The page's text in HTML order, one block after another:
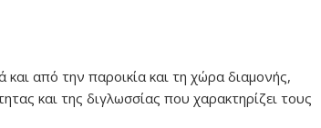
από την παροικία και τη χώρα διαμονής,
και της διγλωσσίας που χαρακτηρίζει τους